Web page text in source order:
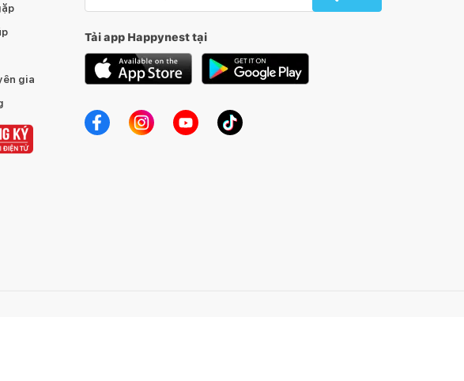
gia
Tải app Happynest tại